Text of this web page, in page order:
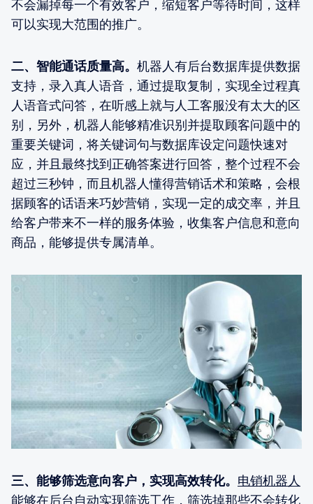
不会漏掉每一个有效客户，缩短客户等待时间，这样
可以实现大范围的推广。
二、智能通话质量高。 机器人有后台数据库提供数据
支持，录入真人语音，通过提取复制，实现全过程真
人语音式问答，在听感上就与人工客服没有太大的区
别，另外，机器人能够精准识别并提取顾客问题中的
重要关键词，将关键词句与数据库设定问题快速对
应，并且最终找到正确答案进行回答，整个过程不会
超过三秒钟，而且机器人懂得营销话术和策略，会根
据顾客的话语来巧妙营销，实现一定的成交率，并且
给客户带来不一样的服务体验，收集客户信息和意向
商品，能够提供专属清单。
三、能够筛选意向客户，实现高效转化。 电销机器人
能够在后台自动实现筛选工作，筛选掉那些不会转化